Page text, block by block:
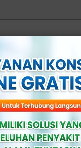
rasa
umum: